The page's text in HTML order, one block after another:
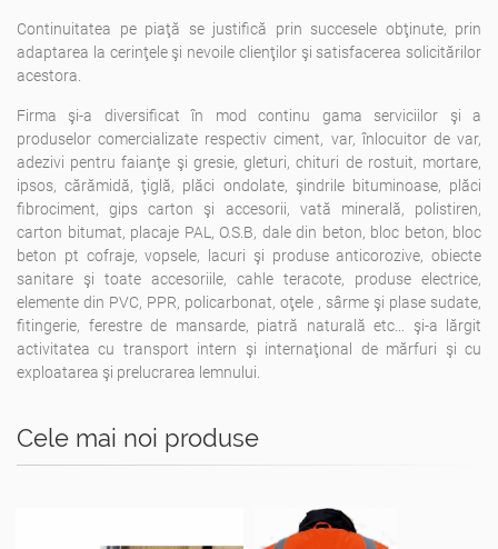
Continuitatea pe piaţă se justifică prin succesele obţinute, prin
adaptarea la cerinţele şi nevoile clienţilor şi satisfacerea solicitărilor
acestora.
Firma şi-a diversificat în mod continu gama serviciilor şi a
produselor comercializate respectiv ciment, var, înlocuitor de var,
adezivi pentru faianţe şi gresie, gleturi, chituri de rostuit, mortare,
ipsos, cărămidă, ţiglă, plăci ondolate, şindrile bituminoase, plăci
fibrociment, gips carton şi accesorii, vată minerală, polistiren,
carton bitumat, placaje PAL, O.S.B, dale din beton, bloc beton, bloc
beton pt cofraje, vopsele, lacuri şi produse anticorozive, obiecte
sanitare şi toate accesoriile, cahle teracote, produse electrice,
elemente din PVC, PPR, policarbonat, oţele , sârme şi plase sudate,
fitingerie, ferestre de mansarde, piatră naturală etc... şi-a lărgit
activitatea cu transport intern şi internaţional de mărfuri şi cu
exploatarea şi prelucrarea lemnului.
Cele mai noi produse